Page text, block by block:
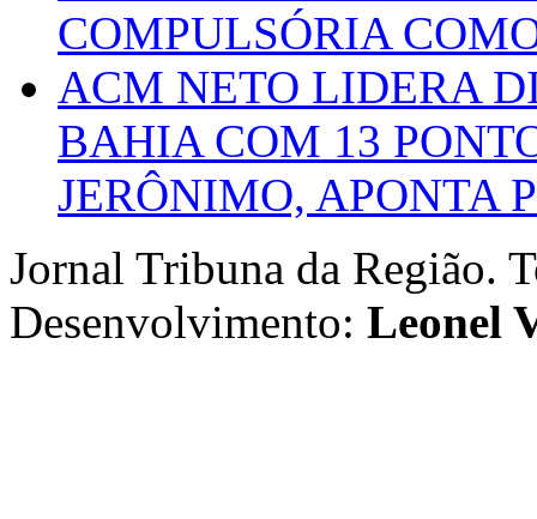
COMPULSÓRIA
ACM NETO LIDERA
BAHIA COM 13
JERÔNIMO, APONTA
Jornal Tribuna da Região.
Desenvolvimento: Leonel